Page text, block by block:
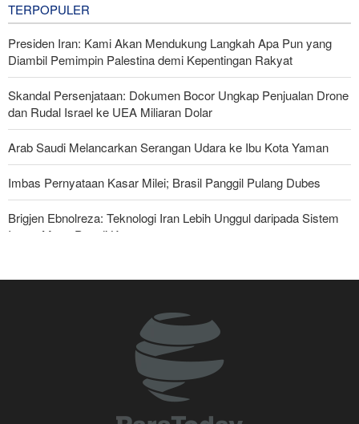
TERPOPULER
Presiden Iran: Kami Akan Mendukung Langkah Apa Pun yang
Diambil Pemimpin Palestina demi Kepentingan Rakyat
Skandal Persenjataan: Dokumen Bocor Ungkap Penjualan Drone
dan Rudal Israel ke UEA Miliaran Dolar
Arab Saudi Melancarkan Serangan Udara ke Ibu Kota Yaman
Imbas Pernyataan Kasar Milei; Brasil Panggil Pulang Dubes
Brigjen Ebnolreza: Teknologi Iran Lebih Unggul daripada Sistem
Impor Mana Pun di Kawasan
Irak: Jumlah Peziarah yang Masuk sejak Awal Muharam Capai